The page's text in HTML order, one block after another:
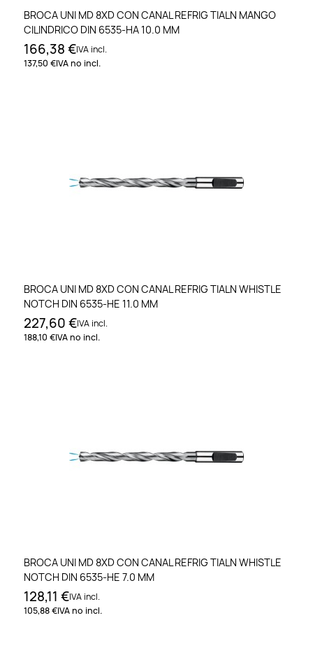
BROCA UNI MD 8XD CON CANAL REFRIG TIALN MANGO
CILINDRICO DIN 6535-HA 10.0 MM
166,38 €IVA incl.
137,50 €IVA no incl.
BROCA UNI MD 8XD CON CANAL REFRIG TIALN WHISTLE
NOTCH DIN 6535-HE 11.0 MM
227,60 €IVA incl.
188,10 €IVA no incl.
BROCA UNI MD 8XD CON CANAL REFRIG TIALN WHISTLE
NOTCH DIN 6535-HE 7.0 MM
128,11 €IVA incl.
105,88 €IVA no incl.